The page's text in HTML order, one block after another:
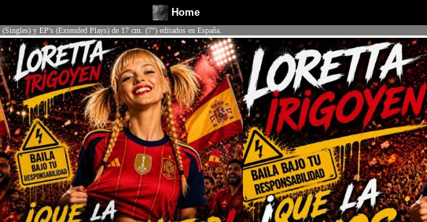
Home
y EP's (Extended Plays) de 17 cm. (7") editados en España.